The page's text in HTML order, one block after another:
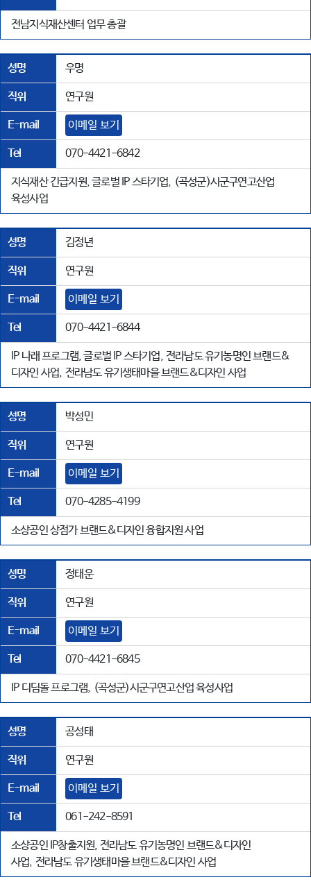
전남지식재산센터 업무 총괄
성명 우명
직위 연구원
E-mail 이메일 보기
Tel 070-4421-6842
지식재산 긴급지원, 글로벌 IP 스타기업, (곡성군)시군구연고산업
육성사업
성명 김정년
직위 연구원
E-mail 이메일 보기
Tel 070-4421-6844
IP 나래 프로그램, 글로벌 IP 스타기업, 전라남도 유기농명인 브랜드&
디자인 사업, 전라남도 유기생태마을 브랜드&디자인 사업
성명 박성민
직위 연구원
E-mail 이메일 보기
Tel 070-4285-4199
소상공인 상점가 브랜드&디자인 융합지원 사업
성명 정태운
직위 연구원
E-mail 이메일 보기
Tel 070-4421-6845
IP 디딤돌 프로그램, (곡성군)시군구연고산업 육성사업
성명 공성태
직위 연구원
E-mail 이메일 보기
Tel 061-242-8591
소상공인 IP창출지원, 전라남도 유기농명인 브랜드&디자인
사업, 전라남도 유기생태마을 브랜드&디자인 사업